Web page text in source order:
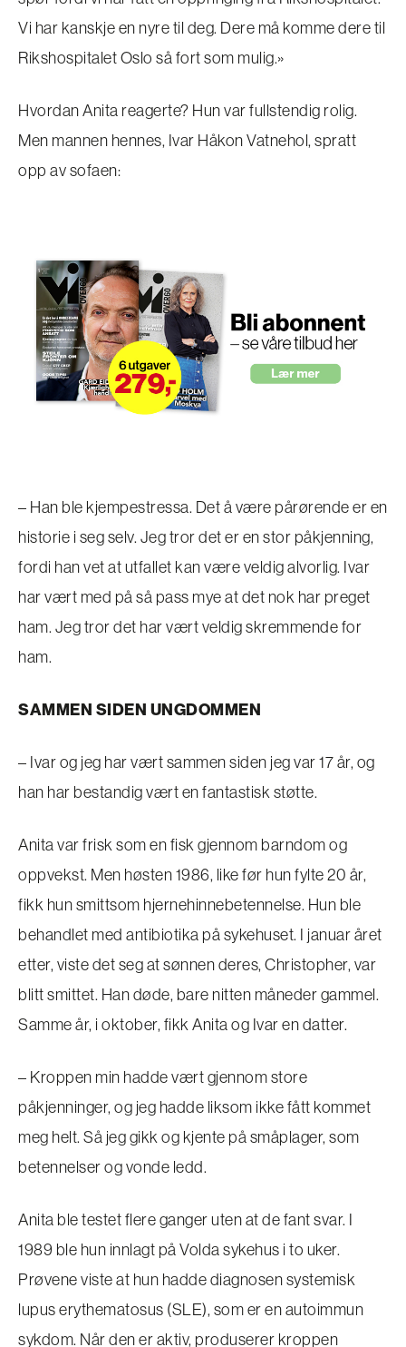
Vi har kanskje en nyre til deg. Dere må komme dere til
Rikshospitalet Oslo så fort som mulig.»
Hvordan Anita reagerte? Hun var fullstendig rolig.
Men mannen hennes, Ivar Håkon Vatnehol, spratt
opp av sofaen:
– Han ble kjempestressa. Det å være pårørende er en
historie i seg selv. Jeg tror det er en stor påkjenning,
fordi han vet at utfallet kan være veldig alvorlig. Ivar
har vært med på så pass mye at det nok har preget
ham. Jeg tror det har vært veldig skremmende for
ham.
SAMMEN SIDEN UNGDOMMEN
– Ivar og jeg har vært sammen siden jeg var 17 år, og
han har bestandig vært en fantastisk støtte.
Anita var frisk som en fisk gjennom barndom og
oppvekst. Men høsten 1986, like før hun fylte 20 år,
fikk hun smittsom hjernehinnebetennelse. Hun ble
behandlet med antibiotika på sykehuset. I januar året
etter, viste det seg at sønnen deres, Christopher, var
blitt smittet. Han døde, bare nitten måneder gammel.
Samme år, i oktober, fikk Anita og Ivar en datter.
– Kroppen min hadde vært gjennom store
påkjenninger, og jeg hadde liksom ikke fått kommet
meg helt. Så jeg gikk og kjente på småplager, som
betennelser og vonde ledd.
Anita ble testet flere ganger uten at de fant svar. I
1989 ble hun innlagt på Volda sykehus i to uker.
Prøvene viste at hun hadde diagnosen systemisk
lupus erythematosus (SLE), som er en autoimmun
sykdom. Når den er aktiv, produserer kroppen